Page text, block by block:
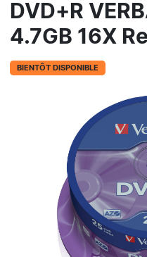
DVD+R
4.7GB 16X
BIENTÔT DISPONIBLE